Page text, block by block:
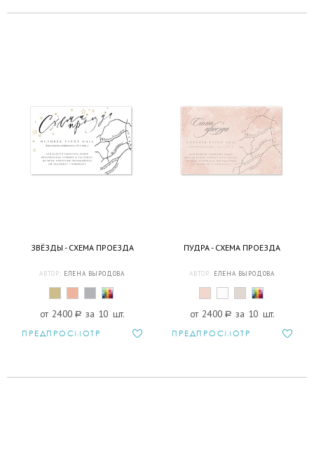
ЗВЁЗДЫ - СХЕМА ПРОЕЗДА
АВТОР: ЕЛЕНА ВЫРОДОВА
от 2400 a за 10 шт.
ПРЕДПРОСМОТР
ПУДРА - СХЕМА ПРОЕЗДА
АВТОР: ЕЛЕНА ВЫРОДОВА
от 2400 a за 10 шт.
ПРЕДПРОСМОТР